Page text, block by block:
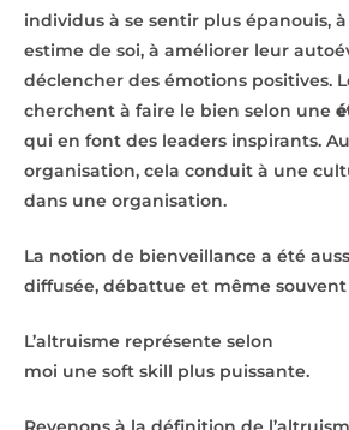
individus à se sentir plus épanouis,
estime de soi, à améliorer leur
déclencher des émotions positives.
cherchent à faire le bien selon une
qui en font des leaders inspirants.
organisation, cela conduit à une
dans une organisation.
La notion de bienveillance a été
diffusée, débattue et même
L’altruisme représente selon
moi une soft skill plus puissante.